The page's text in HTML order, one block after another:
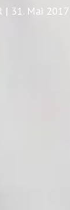
| 31. Mai